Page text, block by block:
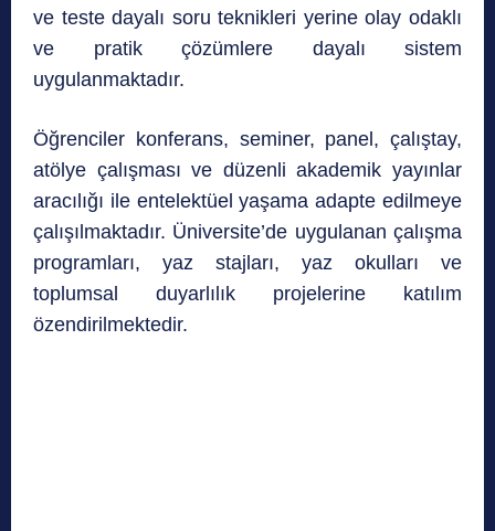
ve teste dayalı soru teknikleri yerine olay odaklı
ve pratik çözümlere dayalı sistem
uygulanmaktadır.
Öğrenciler konferans, seminer, panel, çalıştay,
atölye çalışması ve düzenli akademik yayınlar
aracılığı ile entelektüel yaşama adapte edilmeye
çalışılmaktadır. Üniversite’de uygulanan çalışma
programları, yaz stajları, yaz okulları ve
toplumsal duyarlılık projelerine katılım
özendirilmektedir.